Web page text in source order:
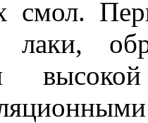
смол.
лаки,